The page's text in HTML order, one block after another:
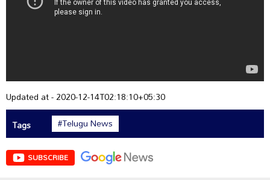
Updated at - 2020-12-14T02:18:10+05:30
Tags
#Telugu News
SUBSCRIBE